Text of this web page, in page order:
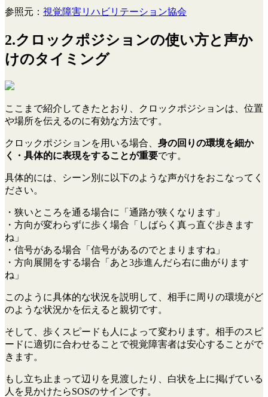
参照元： 視覚障害リハビリテーション協会
2.クロックポジションの使い方と声か
けのタイミング
ここまで紹介してきたとおり、クロックポジションは、位置
や場所を伝えるのに有効な方法です。
クロックポジションを用いる場合、 身の回りの環境を細か
く・具体的に表現をすることが重要です。
具体的には、シーン別に以下のような声がけをおこなってく
ださい。
・狭いところを通る場合に「通路が狭くなります」
・方向が変わらずに歩く場合「しばらく真っ直ぐ歩きます
ね」
・信号がある場合「信号があるのでとまりますね」
・方向展開をする場合「あと3歩進んだら右に曲がります
ね」
このように具体的な状況を説明して、相手に周りの環境がど
のような状況かを伝えると親切です。
そして、歩くスピードも人によって変わります。相手のスピ
ードに適切に合わせることで視覚障害者は安心することがで
きます。
もし立ち止まって辺りを見渡したり、白状を上に掲げている
人を見かけたらSOSのサインです。